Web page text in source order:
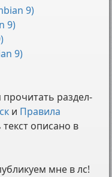
9)
9)
9)
раздел-
и Правила
описано в
мне в лс!